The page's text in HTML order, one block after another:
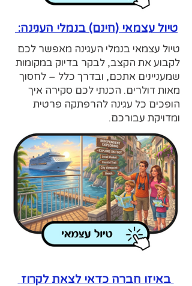
טיול עצמאי (חינם) בנמלי העגינה:
טיול עצמאי בנמלי העגינה מאפשר לכם
לקבוע את הקצב, לבקר בדיוק במקומות
שמעניינים אתכם, ובדרך כלל – לחסוך
מאות דולרים. הכנתי לכם סקירה איך
הופכים כל עגינה להרפתקה פרטית
ומדויקת עבורכם.
באיזו חברה כדאי לצאת לקרוז